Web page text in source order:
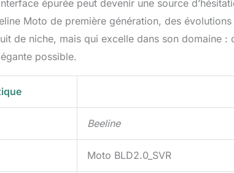
épurée peut devenir une source
Moto de première génération, des
de niche, mais qui excelle dans son domaine
possible.
Beeline
Moto BLD2.0_SVR